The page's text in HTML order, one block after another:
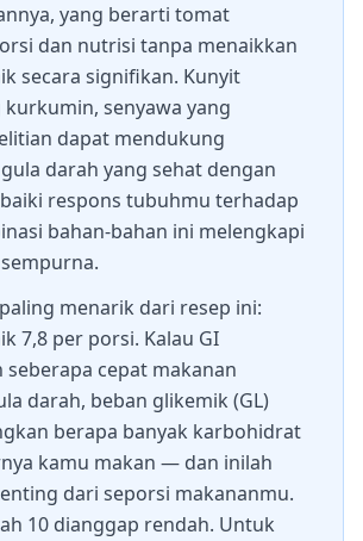
yang berarti tomat
dan nutrisi tanpa menaikkan
secara signifikan. Kunyit
senyawa yang
dapat mendukung
darah yang sehat dengan
respons tubuhmu terhadap
bahan-bahan ini melengkapi
menarik dari resep ini:
7,8 per porsi. Kalau GI
cepat makanan
darah, beban glikemik (GL)
berapa banyak karbohidrat
kamu makan — dan inilah
dari seporsi makananmu.
10 dianggap rendah. Untuk